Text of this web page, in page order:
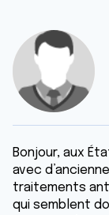
Bonjour, aux
avec
traitements
qui semblent